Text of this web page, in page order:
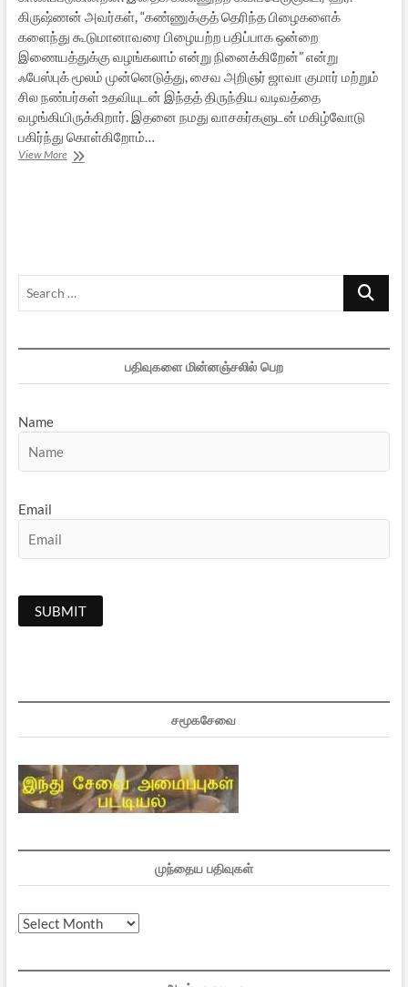
கிருஷ்ணன் அவர்கள், “கண்ணுக்குத் தெரிந்த பிழைகளைக்
களைந்து கூடுமானாவரை பிழையற்ற பதிப்பாக ஒன்றை
இணையத்துக்கு வழங்கலாம் என்று நினைக்கிறேன்” என்று
ஃபேஸ்புக் மூலம் முன்னெடுத்து, சைவ அறிஞர் ஜாவா குமார் மற்றும்
சில நண்பர்கள் உதவியுடன் இந்தத் திருந்திய வடிவத்தை
வழங்கியிருக்கிறார். இதனை நமது வாசகர்களுடன் மகிழ்வோடு
பகிர்ந்து கொள்கிறோம்…
View Moreகந்தர்
Search
பதிவுகளை மின்னஞ்சலில் பெற
Name
Email
சமூகசேவை
முந்தைய பதிவுகள்
முந்தைய